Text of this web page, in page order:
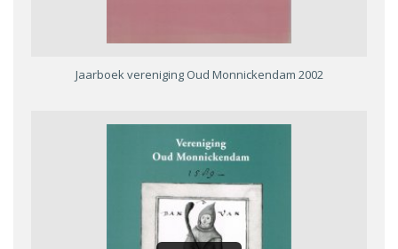
Jaarboek vereniging Oud Monnickendam 2002